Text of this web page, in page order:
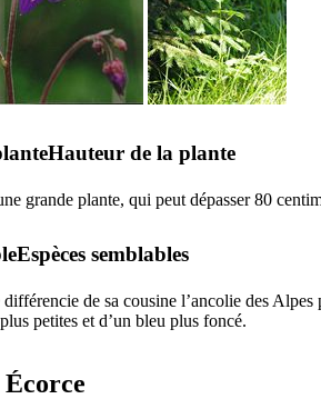
Hauteur de la plante
grande plante, qui peut dépasser 80
Espèces semblables
de sa cousine l’ancolie des
petites et d’un bleu plus foncé.